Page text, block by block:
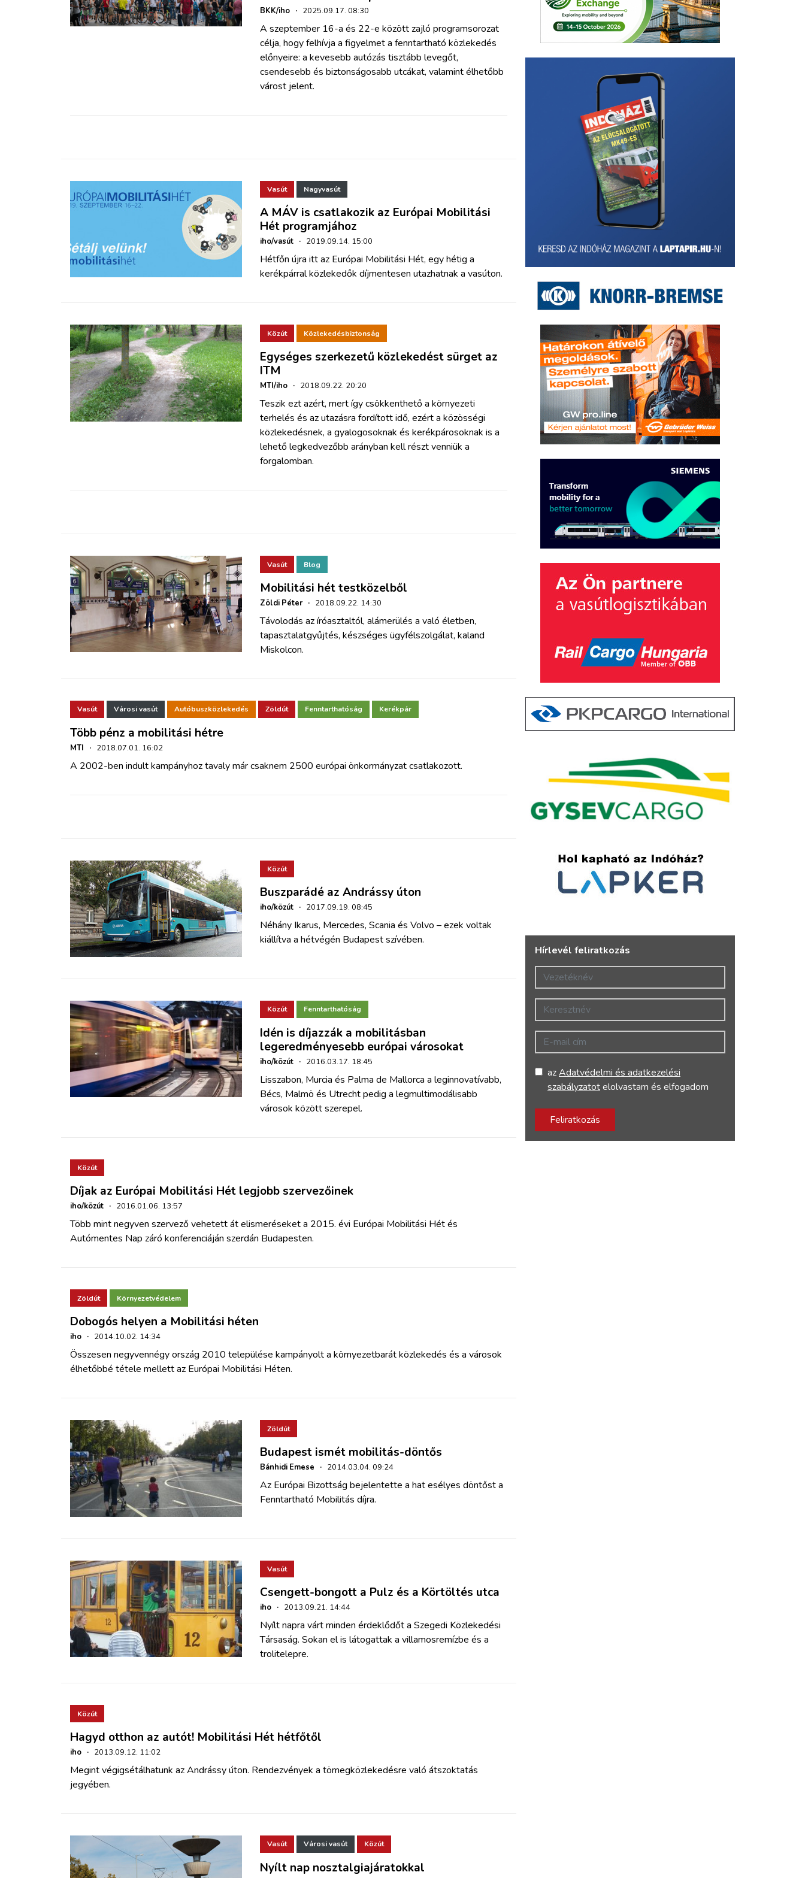
BELÉPÉS
BKK/iho · 2025.09.17. 08:30
A szeptember 16-a és 22-e között zajló programsorozat
célja, hogy felhívja a figyelmet a fenntartható közlekedés
előnyeire: a kevesebb autózás tisztább levegőt,
csendesebb és biztonságosabb utcákat, valamint élhetőbb
várost jelent.
Vasút Nagyvasút
A MÁV is csatlakozik az Európai Mobilitási
Hét programjához
iho/vasút · 2019.09.14. 15:00
Hétfőn újra itt az Európai Mobilitási Hét, egy hétig a
kerékpárral közlekedők díjmentesen utazhatnak a vasúton.
Közút Közlekedésbiztonság
Egységes szerkezetű közlekedést sürget az
ITM
MTI/iho · 2018.09.22. 20:20
Teszik ezt azért, mert így csökkenthető a környezeti
terhelés és az utazásra fordított idő, ezért a közösségi
közlekedésnek, a gyalogosoknak és kerékpárosoknak is a
lehető legkedvezőbb arányban kell részt venniük a
forgalomban.
Vasút Blog
Mobilitási hét testközelből
Zöldi Péter · 2018.09.22. 14:30
Távolodás az íróasztaltól, alámerülés a való életben,
tapasztalatgyűjtés, készséges ügyfélszolgálat, kaland
Miskolcon.
Vasút Városi vasút Autóbuszközlekedés Zöldút Fenntarthatóság Kerékpár
Több pénz a mobilitási hétre
MTI · 2018.07.01. 16:02
A 2002-ben indult kampányhoz tavaly már csaknem 2500 európai önkormányzat csatlakozott.
Közút
Buszparádé az Andrássy úton
iho/közút · 2017.09.19. 08:45
Néhány Ikarus, Mercedes, Scania és Volvo – ezek voltak
kiállítva a hétvégén Budapest szívében.
Közút Fenntarthatóság
Idén is díjazzák a mobilitásban
legeredményesebb európai városokat
iho/közút · 2016.03.17. 18:45
Lisszabon, Murcia és Palma de Mallorca a leginnovatívabb,
Bécs, Malmö és Utrecht pedig a legmultimodálisabb
városok között szerepel.
Közút
Díjak az Európai Mobilitási Hét legjobb szervezőinek
iho/közút · 2016.01.06. 13:57
Több mint negyven szervező vehetett át elismeréseket a 2015. évi Európai Mobilitási Hét és
Autómentes Nap záró konferenciáján szerdán Budapesten.
Zöldút Környezetvédelem
Dobogós helyen a Mobilitási héten
iho · 2014.10.02. 14:34
Összesen negyvennégy ország 2010 települése kampányolt a környezetbarát közlekedés és a városok
élhetőbbé tétele mellett az Európai Mobilitási Héten.
Zöldút
Budapest ismét mobilitás-döntős
Bánhidi Emese · 2014.03.04. 09:24
Az Európai Bizottság bejelentette a hat esélyes döntőst a
Fenntartható Mobilitás díjra.
Vasút
Csengett-bongott a Pulz és a Körtöltés utca
iho · 2013.09.21. 14:44
Nyílt napra várt minden érdeklődőt a Szegedi Közlekedési
Társaság. Sokan el is látogattak a villamosremízbe és a
trolitelepre.
Közút
Hagyd otthon az autót! Mobilitási Hét hétfőtől
iho · 2013.09.12. 11:02
Megint végigsétálhatunk az Andrássy úton. Rendezvények a tömegközlekedésre való átszoktatás
jegyében.
Vasút Városi vasút Közút
Nyílt nap nosztalgiajáratokkal
Hírlevél feliratkozás
Vezetéknév
Keresztnév
E-mail cím
azAdatvédelmi és adatkezelési
szabályzatotelolvastam és elfogadom
Feliratkozás